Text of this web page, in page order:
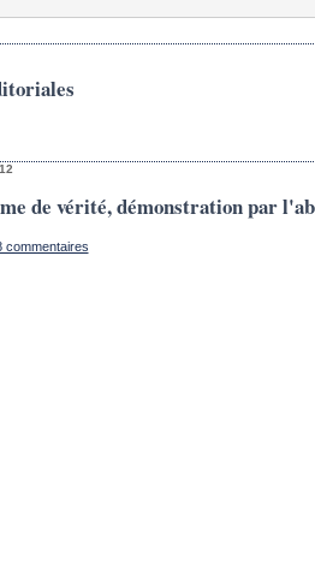
de vérité, démonstration par
commentaires